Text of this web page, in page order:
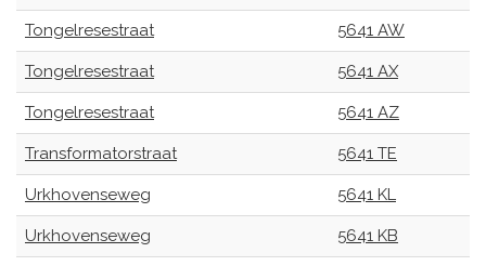
Tongelresestraat 5641 AW
Tongelresestraat 5641 AX
Tongelresestraat 5641 AZ
Transformatorstraat 5641 TE
Urkhovenseweg 5641 KL
Urkhovenseweg 5641 KB